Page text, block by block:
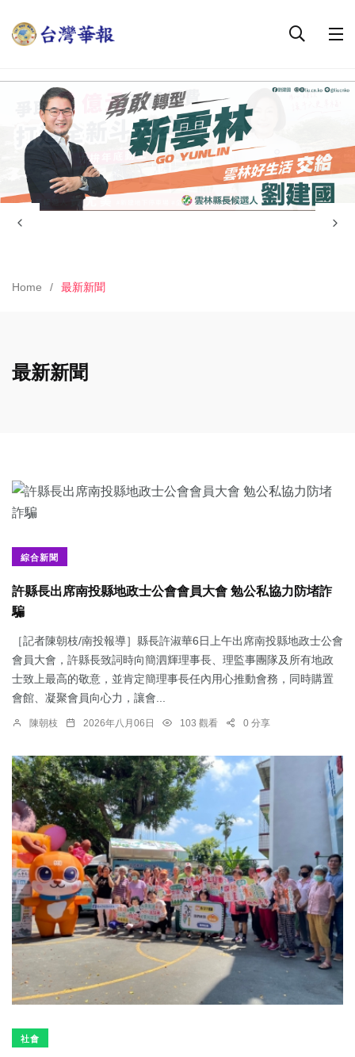
Home 最新新聞
最新新聞
綜合新聞
許縣長出席南投縣地政士公會會員大會 勉公私協力防堵詐
騙
［記者陳朝枝/南投報導］縣長許淑華6日上午出席南投縣地政士公會
會員大會，許縣長致詞時向簡泗輝理事長、理監事團隊及所有地政
士致上最高的敬意，並肯定簡理事長任內用心推動會務，同時購置
會館、凝聚會員向心力，讓會...
陳朝枝 2026年八月06日 103 觀看 0 分享
社會